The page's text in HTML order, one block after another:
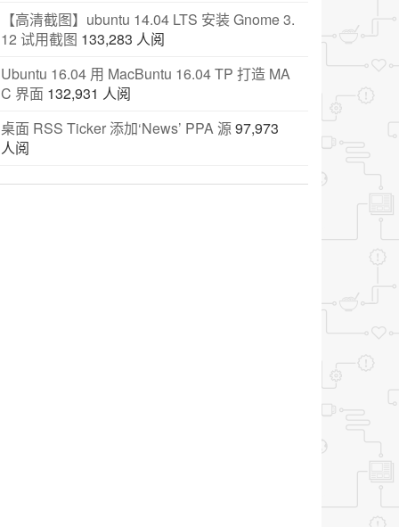
【高清截图】ubuntu 14.04 LTS 安装 Gnome 3.
12 试用截图 133,283 人阅
Ubuntu 16.04 用 MacBuntu 16.04 TP 打造 MA
C 界面 132,931 人阅
桌面 RSS Ticker 添加‘News’ PPA 源97,973
人阅